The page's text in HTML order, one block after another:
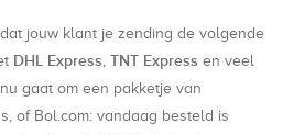
jouw klant je zending de volgende
DHL Express, TNT Express en veel
gaat om een pakketje van
of Bol.com: vandaag besteld is